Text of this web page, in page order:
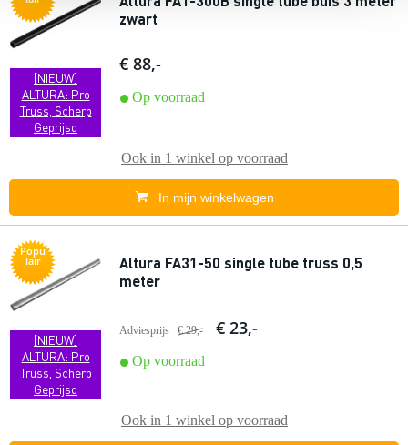
[NIEUW]
ALTURA: Pro
Truss, Scherp
Geprijsd
zwart
€ 88,-
Op voorraad
Ook in 1 winkel op voorraad
In mijn winkelwagen
Popu
lair
[NIEUW]
ALTURA: Pro
Truss, Scherp
Geprijsd
Altura FA31-50 single tube truss 0,5
meter
Adviesprijs € 29,- € 23,-
Op voorraad
Ook in 1 winkel op voorraad